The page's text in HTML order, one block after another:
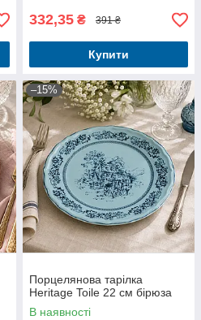
332,35 ₴ 391 ₴
Купити
–15%
Порцелянова тарілка
Heritage Toile 22 см бірюза
В наявності